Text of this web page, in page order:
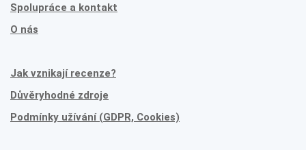
Spolupráce a kontakt
O nás
Jak vznikají recenze?
Důvěryhodné zdroje
Podmínky užívání (GDPR, Cookies)